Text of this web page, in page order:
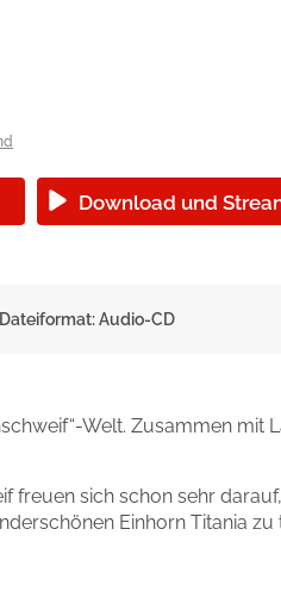
Download und
Dateiformat: Audio-CD
Welt. Zusammen mit
freuen sich schon sehr
Einhorn Titania zu